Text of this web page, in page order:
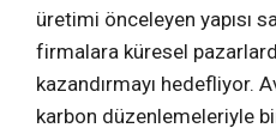
üretimi önceleyen yapısı
firmalara küresel
kazandırmayı hedefliyor.
karbon düzenlemeleriyle